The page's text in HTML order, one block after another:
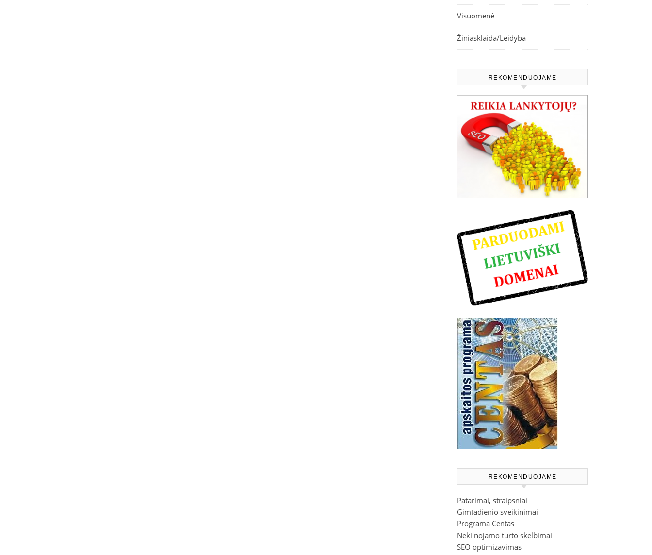
Visuomenė
Žiniasklaida/Leidyba
REKOMENDUOJAME
REKOMENDUOJAME
Patarimai, straipsniai
Gimtadienio sveikinimai
Programa Centas
Nekilnojamo turto skelbimai
SEO optimizavimas